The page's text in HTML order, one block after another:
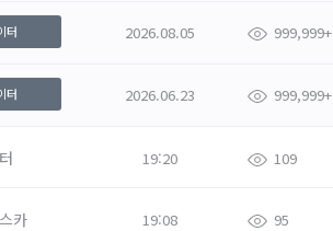
터 2026.08.05 999,999+
터 2026.06.23 999,999+
19:20 109
카 19:08 95